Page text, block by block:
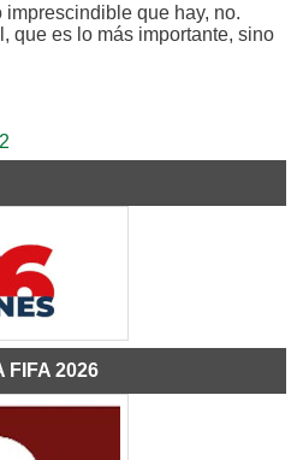
que hay, no.
que es lo más importante, sino
FIFA 2026